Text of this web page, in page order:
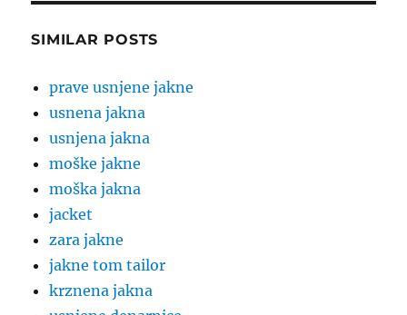
SIMILAR POSTS
prave usnjene jakne
usnena jakna
usnjena jakna
moške jakne
moška jakna
jacket
zara jakne
jakne tom tailor
krznena jakna